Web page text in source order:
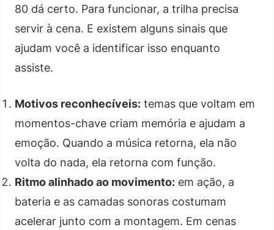
80 dá certo. Para funcionar, a trilha precisa
servir à cena. E existem alguns sinais que
ajudam você a identificar isso enquanto
assiste.
Motivos reconhecíveis: temas que voltam em
momentos-chave criam memória e ajudam a
emoção. Quando a música retorna, ela não
volta do nada, ela retorna com função.
Ritmo alinhado ao movimento: em ação, a
bateria e as camadas sonoras costumam
acelerar junto com a montagem. Em cenas